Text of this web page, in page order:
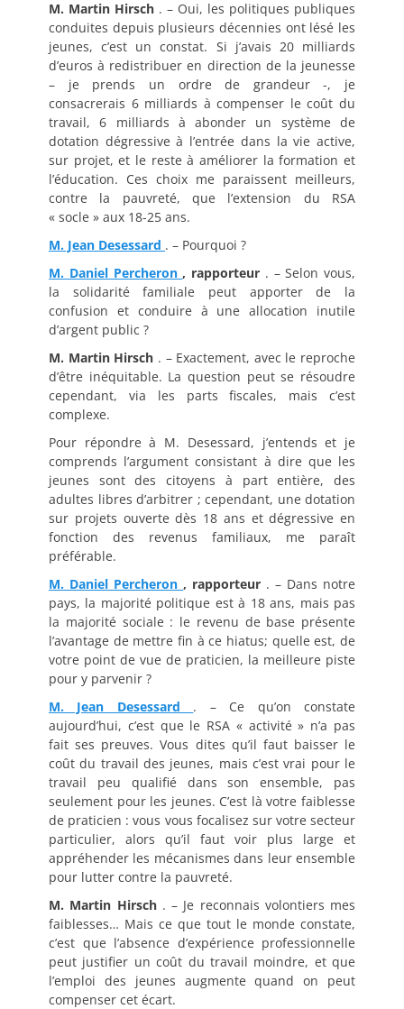
M. Martin Hirsch . – Oui, les politiques publiques
conduites depuis plusieurs décennies ont lésé les
jeunes, c’est un constat. Si j’avais 20 milliards
d’euros à redistribuer en direction de la jeunesse
– je prends un ordre de grandeur -, je
consacrerais 6 milliards à compenser le coût du
travail, 6 milliards à abonder un système de
dotation dégressive à l’entrée dans la vie active,
sur projet, et le reste à améliorer la formation et
l’éducation. Ces choix me paraissent meilleurs,
contre la pauvreté, que l’extension du RSA
« socle » aux 18-25 ans.
M. Jean Desessard . – Pourquoi ?
M. Daniel Percheron , rapporteur . – Selon vous,
la solidarité familiale peut apporter de la
confusion et conduire à une allocation inutile
d’argent public ?
M. Martin Hirsch . – Exactement, avec le reproche
d’être inéquitable. La question peut se résoudre
cependant, via les parts fiscales, mais c’est
complexe.
Pour répondre à M. Desessard, j’entends et je
comprends l’argument consistant à dire que les
jeunes sont des citoyens à part entière, des
adultes libres d’arbitrer ; cependant, une dotation
sur projets ouverte dès 18 ans et dégressive en
fonction des revenus familiaux, me paraît
préférable.
M. Daniel Percheron , rapporteur . – Dans notre
pays, la majorité politique est à 18 ans, mais pas
la majorité sociale : le revenu de base présente
l’avantage de mettre fin à ce hiatus; quelle est, de
votre point de vue de praticien, la meilleure piste
pour y parvenir ?
M. Jean Desessard . – Ce qu’on constate
aujourd’hui, c’est que le RSA « activité » n’a pas
fait ses preuves. Vous dites qu’il faut baisser le
coût du travail des jeunes, mais c’est vrai pour le
travail peu qualifié dans son ensemble, pas
seulement pour les jeunes. C’est là votre faiblesse
de praticien : vous vous focalisez sur votre secteur
particulier, alors qu’il faut voir plus large et
appréhender les mécanismes dans leur ensemble
pour lutter contre la pauvreté.
M. Martin Hirsch . – Je reconnais volontiers mes
faiblesses… Mais ce que tout le monde constate,
c’est que l’absence d’expérience professionnelle
peut justifier un coût du travail moindre, et que
l’emploi des jeunes augmente quand on peut
compenser cet écart.